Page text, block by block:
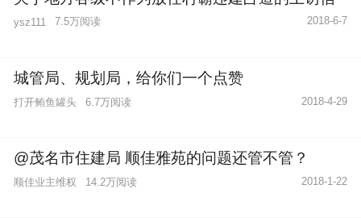
ysz111 7.5万阅读 2018-6-7
城管局、规划局，给你们一个点赞
打开鲔鱼罐头 6.7万阅读 2018-4-29
@茂名市住建局 顺佳雅苑的问题还管不管？
顺佳业主维权 14.2万阅读 2018-1-22